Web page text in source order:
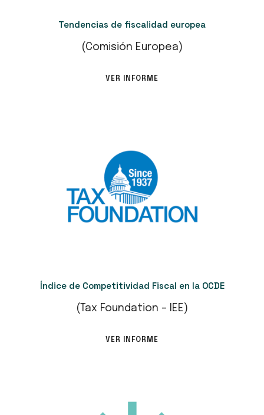
Tendencias de fiscalidad europea
(Comisión Europea)
VER INFORME
Índice de Competitividad Fiscal en la OCDE
(Tax Foundation – IEE)
VER INFORME